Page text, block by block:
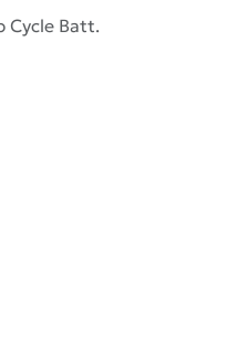
Cycle Batt.